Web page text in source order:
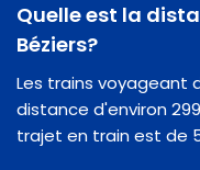
Quelle est la
Béziers?
Les trains voyageant
distance d'environ
trajet en train est de